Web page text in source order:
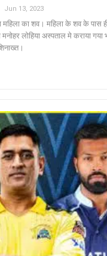
Jun 13, 2023
महिला का शव। महिला के शव के पास
लोहिया अस्पताल मे कराया गया